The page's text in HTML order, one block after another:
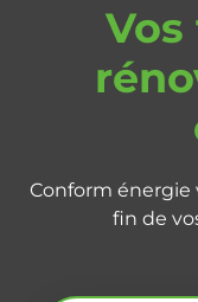
Conform énergie
fin de